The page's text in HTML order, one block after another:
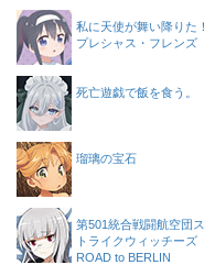
私に天使が舞い降りた！
プレシャス・フレンズ
死亡遊戯で飯を食う。
瑠璃の宝石
第501統合戦闘航空団ス
トライクウィッチーズ
ROAD to BERLIN